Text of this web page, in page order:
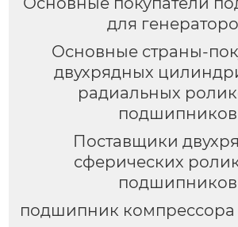
для
Основные страны-
двухрядных
радиальных
подшипников
Поставщики
сферических
подшипников
подшипник компрессора